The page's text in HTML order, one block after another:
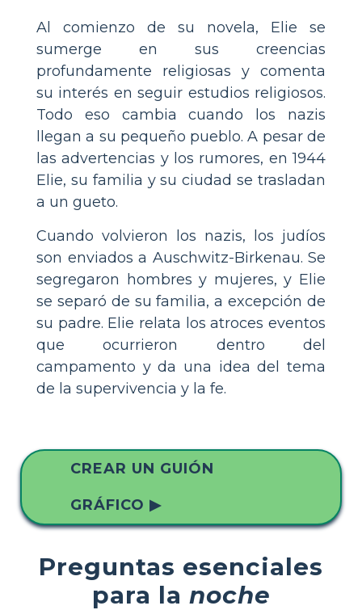
Al comienzo de su novela, Elie se
sumerge en sus creencias
profundamente religiosas y comenta
su interés en seguir estudios religiosos.
Todo eso cambia cuando los nazis
llegan a su pequeño pueblo. A pesar de
las advertencias y los rumores, en 1944
Elie, su familia y su ciudad se trasladan
a un gueto.
Cuando volvieron los nazis, los judíos
son enviados a Auschwitz-Birkenau. Se
segregaron hombres y mujeres, y Elie
se separó de su familia, a excepción de
su padre. Elie relata los atroces eventos
que ocurrieron dentro del
campamento y da una idea del tema
de la supervivencia y la fe.
CREAR UN GUIÓN
GRÁFICO ▶
Preguntas esenciales
para la noche